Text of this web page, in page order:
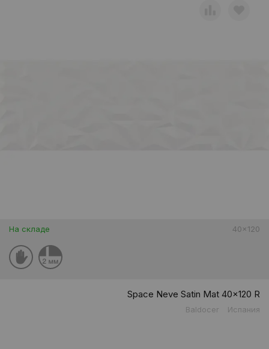
На складе 40x120
Space Neve Satin Mat 40x120 R
Baldocer Испания